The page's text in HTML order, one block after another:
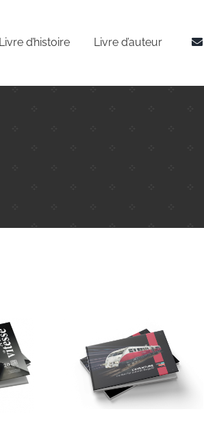
Livre d’histoire Livre d’auteur
–
Bretzel Garage –
Tome 4 – Un
autorail signé
Bugatti : la vitesse
sur rails avec
élégance